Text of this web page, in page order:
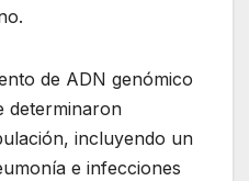
de ADN genómico
determinaron
incluyendo un
e infecciones